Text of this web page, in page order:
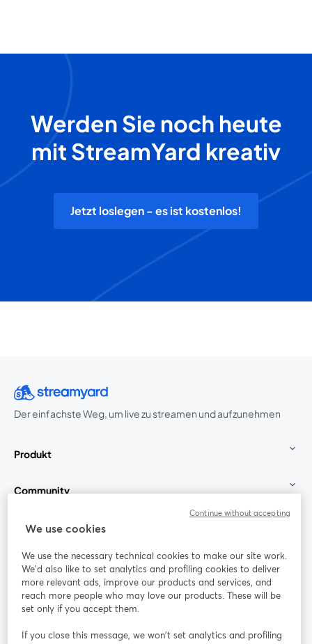
Werden Sie noch heute
mit StreamYard kreativ
Jetzt loslegen - es ist kostenlos!
Der einfachste Weg, um live zu streamen und aufzunehmen
Produkt
Community
StreamYard für
Mitmachen
Webinar Facebook
wird in einem neuen Tab geöffnet
X (Twitter)
wird in einem neuen Tab geöffnet
We use cookies
We use the necessary technical cookies to make our site work.
We'd also like to set analytics and profiling cookies to deliver
more relevant ads, improve our products and services, and
reach more people who may love our products. These will be
set only if you accept them.
If you close this message, we won’t set analytics and profiling
Continue without accepting